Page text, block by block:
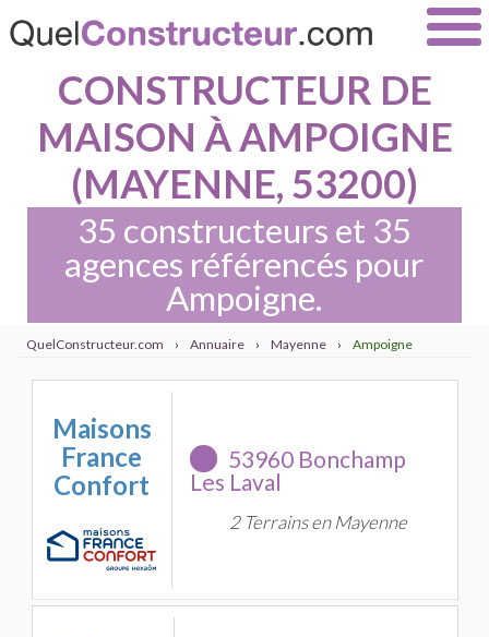
CONSTRUCTEUR DE
MAISON À AMPOIGNE
(MAYENNE, 53200)
35 constructeurs et 35
agences référencés pour
Ampoigne.
QuelConstructeur.com › Annuaire › Mayenne › Ampoigne
Maisons
France
Confort
53960 Bonchamp
Les Laval
2 Terrains en Mayenne